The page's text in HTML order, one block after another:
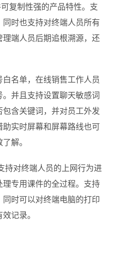
复制性强的产品特性。支
时也支持对终端人员所有
端人员后期追根溯源，还
名单，在线销售工作人员
并且支持设置聊天敏感词
含关键词，并对员工外发
实时屏幕和屏幕路线也可
解。
持对终端人员的上网行为进
专用课件的全过程。支持
时可以对终端电脑的打印
记录。